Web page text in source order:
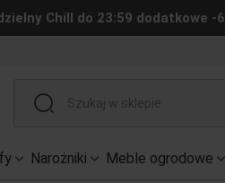
Chill do 23:59 dodatkowe -
Narożniki Meble ogrodowe